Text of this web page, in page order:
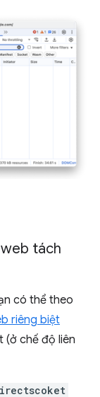
tách
có thể theo
riêng biệt
(ở chế độ liên